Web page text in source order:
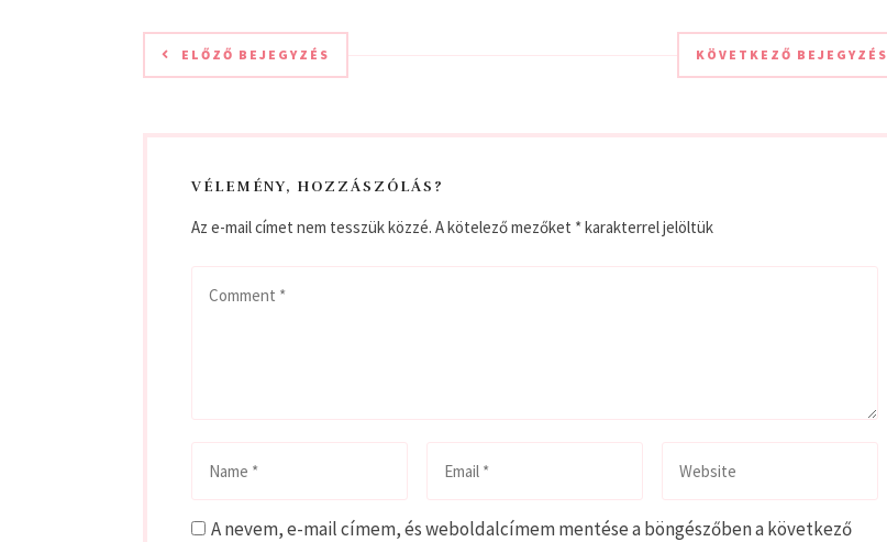
ELŐZŐ BEJEGYZÉS KÖVETKEZŐ BEJEGYZÉS
VÉLEMÉNY, HOZZÁSZÓLÁS?
Az e-mail címet nem tesszük közzé. A kötelező mezőket *karakterrel jelöltük
A nevem, e-mail címem, és weboldalcímem mentése a böngészőben a következő